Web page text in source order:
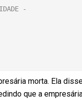
morta. Ela
que a